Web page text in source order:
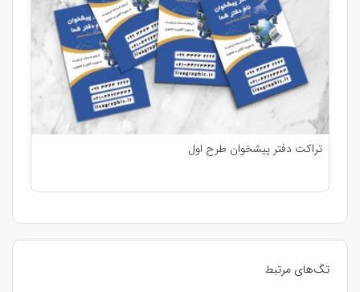
تگ‌های مرتبط
تراکت دفتر پیشخوان طرح اول